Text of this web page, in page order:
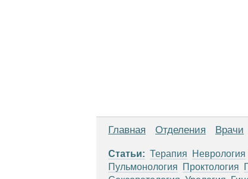
Главная Отделения Врачи
Статьи: Терапия Неврология
Пульмонология
Проктология